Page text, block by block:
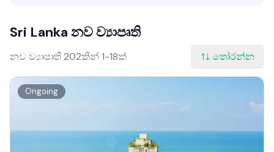
Sri Lanka නව ව්‍යාපෘති
නව ව්‍යාපෘති 202කින් 1-18ක් තෝරන්න
Ongoing